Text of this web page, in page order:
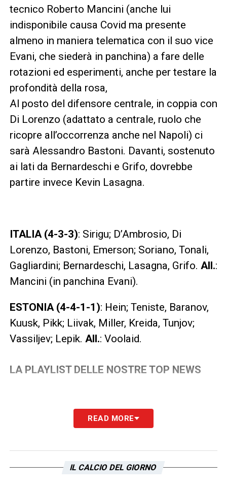
tecnico Roberto Mancini (anche lui
indisponibile causa Covid ma presente
almeno in maniera telematica con il suo vice
Evani, che siederà in panchina) a fare delle
rotazioni ed esperimenti, anche per testare la
profondità della rosa,
Al posto del difensore centrale, in coppia con
Di Lorenzo (adattato a centrale, ruolo che
ricopre all’occorrenza anche nel Napoli) ci
sarà Alessandro Bastoni. Davanti, sostenuto
ai lati da Bernardeschi e Grifo, dovrebbe
partire invece Kevin Lasagna.
ITALIA (4-3-3): Sirigu; D’Ambrosio, Di
Lorenzo, Bastoni, Emerson; Soriano, Tonali,
Gagliardini; Bernardeschi, Lasagna, Grifo. All.:
Mancini (in panchina Evani).
ESTONIA (4-4-1-1): Hein; Teniste, Baranov,
Kuusk, Pikk; Liivak, Miller, Kreida, Tunjov;
Vassiljev; Lepik. All.: Voolaid.
LA PLAYLIST DELLE NOSTRE TOP NEWS
READ MORE
IL CALCIO DEL GIORNO